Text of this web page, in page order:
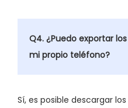
Q4. ¿Puedo exportar
mi propio teléfono?
Sí, es posible descargar